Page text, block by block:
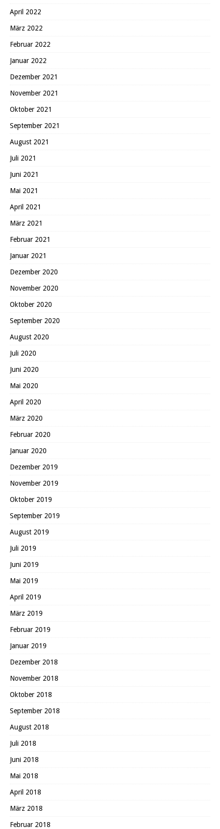
April 2022
März 2022
Februar 2022
Januar 2022
Dezember 2021
November 2021
Oktober 2021
September 2021
August 2021
Juli 2021
Juni 2021
Mai 2021
April 2021
März 2021
Februar 2021
Januar 2021
Dezember 2020
November 2020
Oktober 2020
September 2020
August 2020
Juli 2020
Juni 2020
Mai 2020
April 2020
März 2020
Februar 2020
Januar 2020
Dezember 2019
November 2019
Oktober 2019
September 2019
August 2019
Juli 2019
Juni 2019
Mai 2019
April 2019
März 2019
Februar 2019
Januar 2019
Dezember 2018
November 2018
Oktober 2018
September 2018
August 2018
Juli 2018
Juni 2018
Mai 2018
April 2018
März 2018
Februar 2018